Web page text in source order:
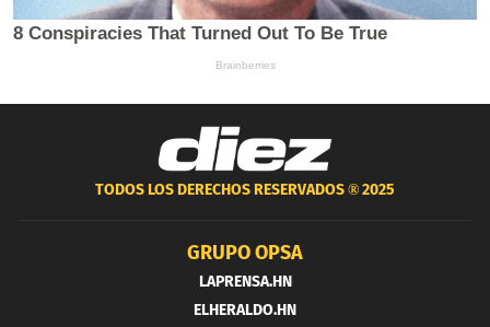
TODOS LOS DERECHOS RESERVADOS ®2025
GRUPO OPSA
LAPRENSA.HN
ELHERALDO.HN